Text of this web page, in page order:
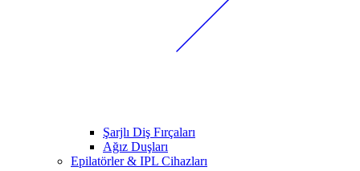
Şarjlı Diş Fırçaları
Ağız Duşları
Epilatörler & IPL Cihazları